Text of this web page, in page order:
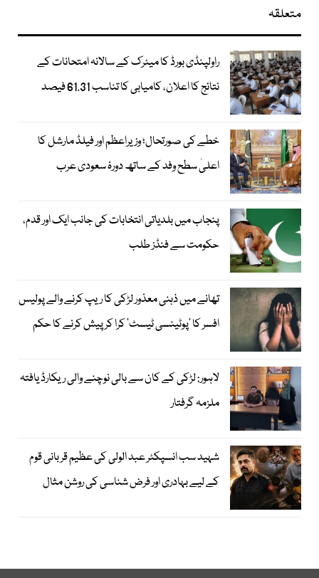
متعلقہ
راولپنڈی بورڈ کا میٹرک کے سالانہ امتحانات کے
نتائج کا اعلان، کامیابی کا تناسب 61.31 فیصد
خطے کی صورتحال؛ وزیراعظم اور فیلڈ مارشل کا
اعلیٰ سطح وفد کے ساتھ دورۂ سعودی عرب
پنجاب میں بلدیاتی انتخابات کی جانب ایک اور قدم،
حکومت سے فنڈز طلب
تھانے میں ذہنی معذور لڑکی کا ریپ کرنے والے پولیس
افسر کا ’پوٹینسی ٹیسٹ‘ کرا کر پیش کرنے کا حکم
لاہور: لڑکی کے کان سے بالی نوچنے والی ریکارڈ یافتہ
ملزمہ گرفتار
شہید سب انسپکٹر عبد الولی کی عظیم قربانی قوم
کے لیے بہادری اور فرض شناسی کی روشن مثال